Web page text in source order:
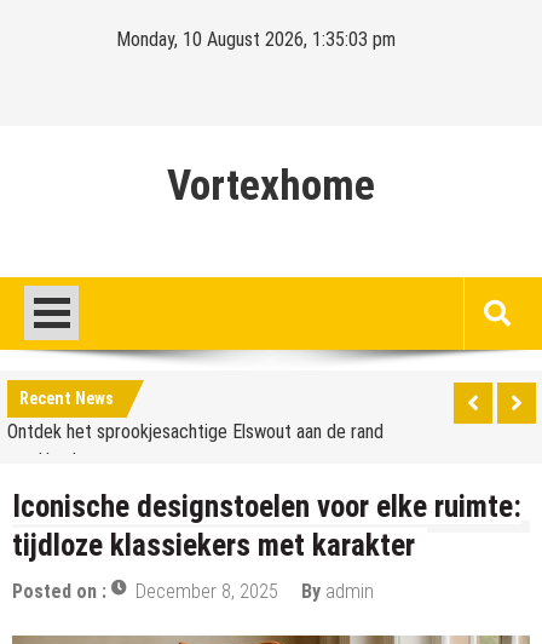
Monday, 10 August 2026, 1:35:04 pm
Vortexhome
Recent News
Hello world!
Ontdek het sprookjesachtige Elswout aan de rand
van Haarlem
Hello world!
van Haarlem
Iconische designstoelen voor elke ruimte:
tijdloze klassiekers met karakter
Posted on : December 8, 2025 By admin